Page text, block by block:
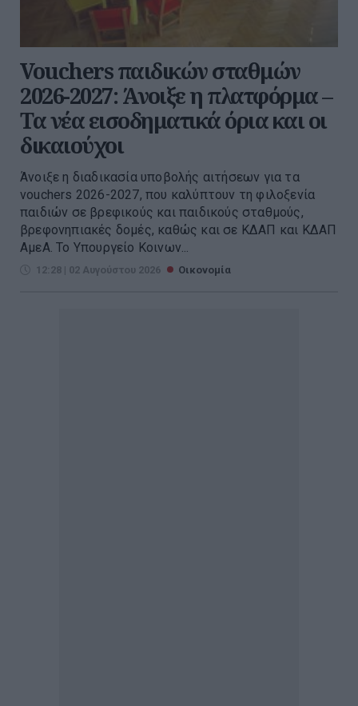
Vouchers παιδικών σταθμών
2026-2027: Άνοιξε η πλατφόρμα –
Τα νέα εισοδηματικά όρια και οι
δικαιούχοι
Άνοιξε η διαδικασία υποβολής αιτήσεων για τα
vouchers 2026-2027, που καλύπτουν τη φιλοξενία
παιδιών σε βρεφικούς και παιδικούς σταθμούς,
βρεφονηπιακές δομές, καθώς και σε ΚΔΑΠ και ΚΔΑΠ
ΑμεΑ. Το Υπουργείο Κοινων...
12:28 | 02 Αυγούστου 2026 Οικονομία